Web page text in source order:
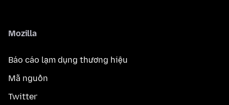
Mozilla
Báo cáo lạm dụng thương hiệu
Mã nguồn
Twitter